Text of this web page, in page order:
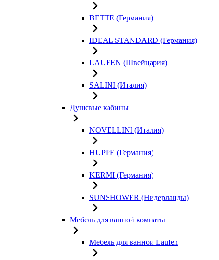
BETTE (Германия)
IDEAL STANDARD (Германия)
LAUFEN (Швейцария)
SALINI (Италия)
Душевые кабины
NOVELLINI (Италия)
HUPPE (Германия)
KERMI (Германия)
SUNSHOWER (Нидерланды)
Мебель для ванной комнаты
Мебель для ванной Laufen